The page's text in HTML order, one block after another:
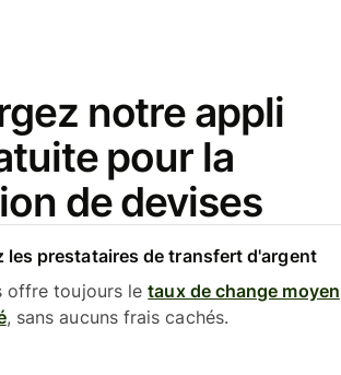
notre appli
pour la
de devises
les prestataires de transfert d'argent
offre toujours letaux de change moyen
, sans aucuns frais cachés.